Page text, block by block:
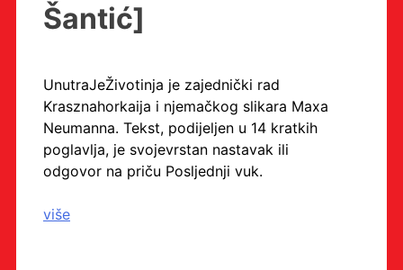
Šantić]
UnutraJeŽivotinja je zajednički rad
Krasznahorkaija i njemačkog slikara Maxa
Neumanna. Tekst, podijeljen u 14 kratkih
poglavlja, je svojevrstan nastavak ili
odgovor na priču Posljednji vuk.
više